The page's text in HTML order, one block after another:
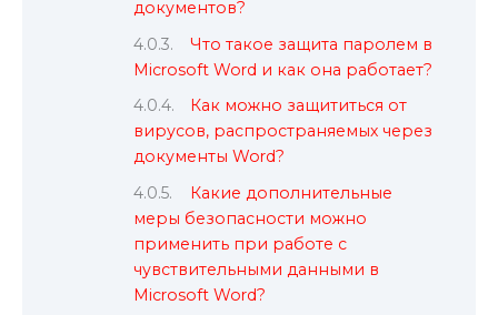
документов?
Что такое защита паролем в
Microsoft Word и как она работает?
Как можно защититься от
вирусов, распространяемых через
документы Word?
Какие дополнительные
меры безопасности можно
применить при работе с
чувствительными данными в
Microsoft Word?